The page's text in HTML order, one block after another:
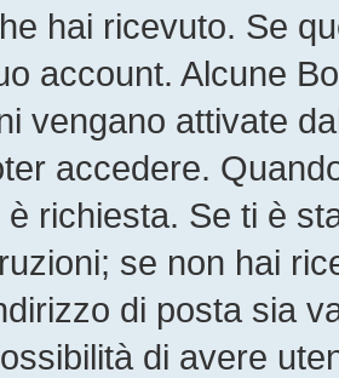
hai ricevuto. Se
account. Alcune
vengano attivate
accedere.
richiesta. Se ti è
se non hai
di posta sia
di avere